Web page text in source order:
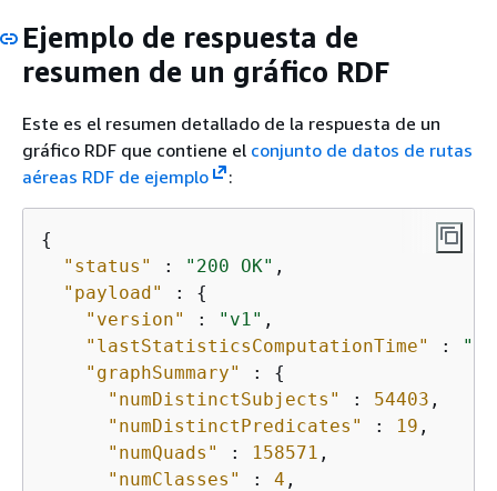
Ejemplo de respuesta de
resumen de un gráfico RDF
Este es el resumen detallado de la respuesta de un
gráfico RDF que contiene el conjunto de datos de rutas
aéreas RDF de ejemplo
:
{
"status"
: "200 OK" ,
"payload"
: {
"version"
: "v1" ,
"lastStatisticsComputationTime"
:
"graphSummary"
: {
"numDistinctSubjects"
: 54403 ,
"numDistinctPredicates"
: 19 ,
"numQuads"
: 158571 ,
"numClasses"
: 4 ,